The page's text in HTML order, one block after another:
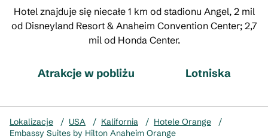
Hotel znajduje się niecałe 1 km od stadionu Angel, 2 mil
od Disneyland Resort & Anaheim Convention Center; 2,7
mil od Honda Center.
Atrakcje w pobliżu Lotniska
Lokalizacje / USA / Kalifornia / Hotele Orange
/
Embassy Suites by Hilton Anaheim Orange